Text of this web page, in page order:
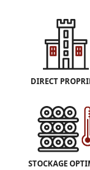
DIRECT
STOCKAGE